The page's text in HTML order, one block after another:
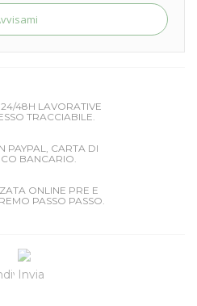
48H LAVORATIVE
TRACCIABILE.
PAYPAL, CARTA DI
BANCARIO.
ONLINE PRE E
PASSO PASSO.